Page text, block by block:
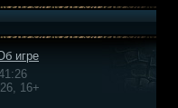
игре
16+